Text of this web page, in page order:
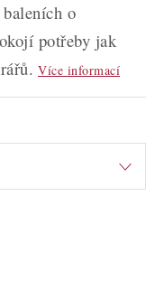
o
potřeby jak
Více informací